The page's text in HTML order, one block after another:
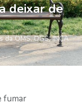
deixar de
da OMS, DGS, INCA
fumar